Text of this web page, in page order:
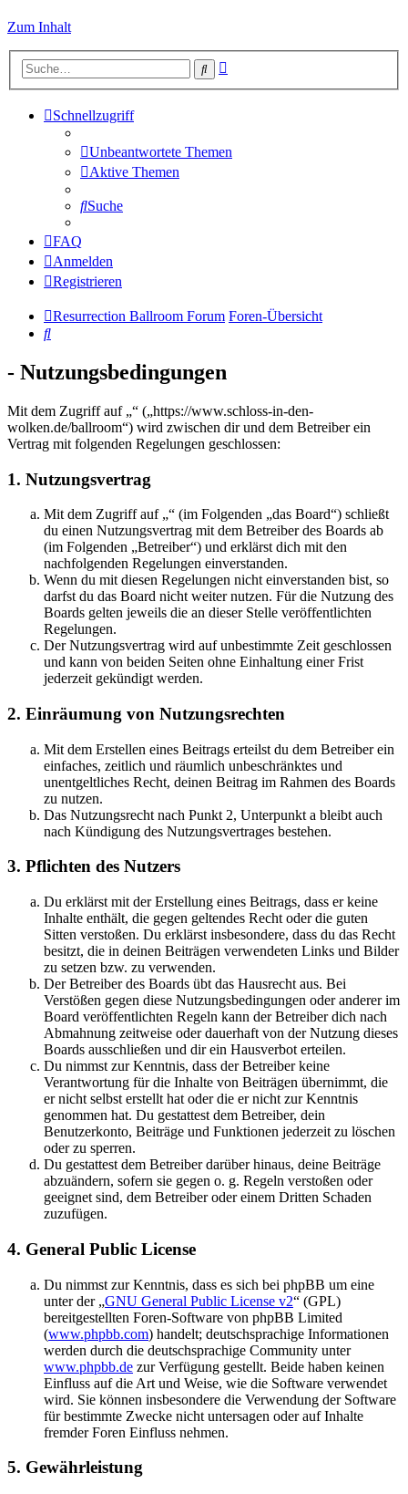
Zum Inhalt
Suche
Schnellzugriff
Unbeantwortete Themen
Aktive Themen
Suche
FAQ
Anmelden
Registrieren
Resurrection Ballroom Forum Foren-Übersicht
Suche
- Nutzungsbedingungen
Mit dem Zugriff auf „“ („https://www.schloss-in-den-
wolken.de/ballroom“) wird zwischen dir und dem Betreiber ein
Vertrag mit folgenden Regelungen geschlossen:
1. Nutzungsvertrag
Mit dem Zugriff auf „“ (im Folgenden „das Board“) schließt
du einen Nutzungsvertrag mit dem Betreiber des Boards ab
(im Folgenden „Betreiber“) und erklärst dich mit den
nachfolgenden Regelungen einverstanden.
Wenn du mit diesen Regelungen nicht einverstanden bist, so
darfst du das Board nicht weiter nutzen. Für die Nutzung des
Boards gelten jeweils die an dieser Stelle veröffentlichten
Regelungen.
Der Nutzungsvertrag wird auf unbestimmte Zeit geschlossen
und kann von beiden Seiten ohne Einhaltung einer Frist
jederzeit gekündigt werden.
2. Einräumung von Nutzungsrechten
Mit dem Erstellen eines Beitrags erteilst du dem Betreiber ein
einfaches, zeitlich und räumlich unbeschränktes und
unentgeltliches Recht, deinen Beitrag im Rahmen des Boards
zu nutzen.
Das Nutzungsrecht nach Punkt 2, Unterpunkt a bleibt auch
nach Kündigung des Nutzungsvertrages bestehen.
3. Pflichten des Nutzers
Du erklärst mit der Erstellung eines Beitrags, dass er keine
Inhalte enthält, die gegen geltendes Recht oder die guten
Sitten verstoßen. Du erklärst insbesondere, dass du das Recht
besitzt, die in deinen Beiträgen verwendeten Links und Bilder
zu setzen bzw. zu verwenden.
Der Betreiber des Boards übt das Hausrecht aus. Bei
Verstößen gegen diese Nutzungsbedingungen oder anderer im
Board veröffentlichten Regeln kann der Betreiber dich nach
Abmahnung zeitweise oder dauerhaft von der Nutzung dieses
Boards ausschließen und dir ein Hausverbot erteilen.
Du nimmst zur Kenntnis, dass der Betreiber keine
Verantwortung für die Inhalte von Beiträgen übernimmt, die
er nicht selbst erstellt hat oder die er nicht zur Kenntnis
genommen hat. Du gestattest dem Betreiber, dein
Benutzerkonto, Beiträge und Funktionen jederzeit zu löschen
oder zu sperren.
Du gestattest dem Betreiber darüber hinaus, deine Beiträge
abzuändern, sofern sie gegen o. g. Regeln verstoßen oder
geeignet sind, dem Betreiber oder einem Dritten Schaden
zuzufügen.
4. General Public License
Du nimmst zur Kenntnis, dass es sich bei phpBB um eine
unter der „GNU General Public License v2“ (GPL)
bereitgestellten Foren-Software von phpBB Limited
(www.phpbb.com) handelt; deutschsprachige Informationen
werden durch die deutschsprachige Community unter
www.phpbb.de zur Verfügung gestellt. Beide haben keinen
Einfluss auf die Art und Weise, wie die Software verwendet
wird. Sie können insbesondere die Verwendung der Software
für bestimmte Zwecke nicht untersagen oder auf Inhalte
fremder Foren Einfluss nehmen.
5. Gewährleistung